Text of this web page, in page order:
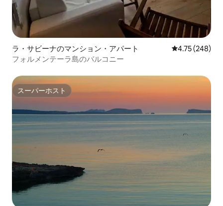
ラ・サビーナのマンション・アパート レビュー248
4.75 (248)
フォルメンテーラ島のバルコニー
スーパーホスト
スーパーホスト